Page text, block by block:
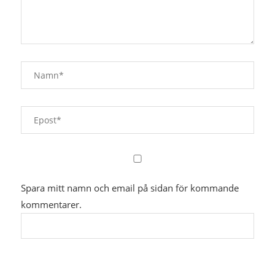
Spara mitt namn och email på sidan för kommande
kommentarer.